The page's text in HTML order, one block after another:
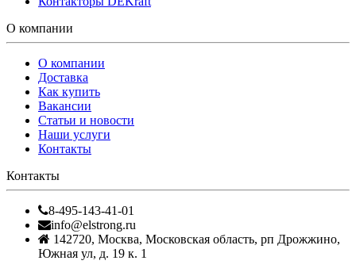
О компании
О компании
Доставка
Как купить
Вакансии
Статьи и новости
Наши услуги
Контакты
Контакты
8-495-143-41-01
info@elstrong.ru
142720, Москва, Московская область, рп Дрожжино,
Южная ул, д. 19 к. 1